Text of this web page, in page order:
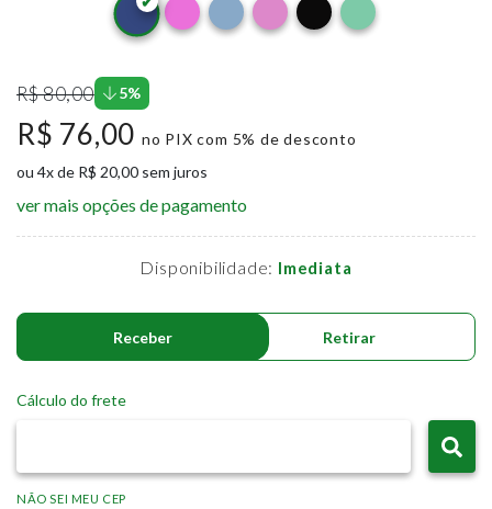
R$ 80,00 5%
R$ 76,00no PIX com 5% de desconto
ou 4x de R$ 20,00 sem juros
ver mais opções de pagamento
Disponibilidade: Imediata
Receber Retirar
Cálculo do frete
NÃO SEI MEU CEP